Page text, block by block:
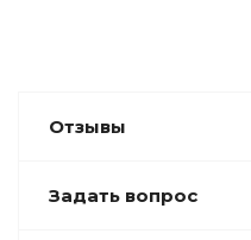
Отзывы
Задать вопрос